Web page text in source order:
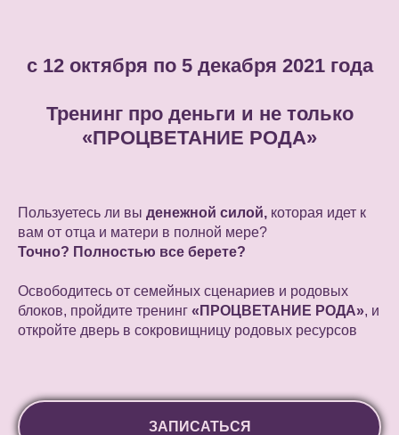
с 12 октября по 5 декабря 2021 года
Тренинг про деньги и не только
«ПРОЦВЕТАНИЕ РОДА»
Пользуетесь ли вы денежной силой, которая идет к
вам от отца и матери в полной мере?
Точно? Полностью все берете?
Освободитесь от семейных сценариев и родовых
блоков, пройдите тренинг «ПРОЦВЕТАНИЕ РОДА», и
откройте дверь в сокровищницу родовых ресурсов
ЗАПИСАТЬСЯ